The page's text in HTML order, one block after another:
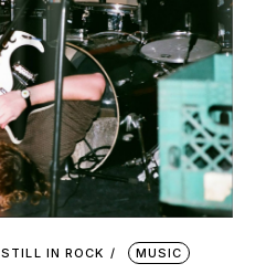
STILL IN ROCK
MUSIC